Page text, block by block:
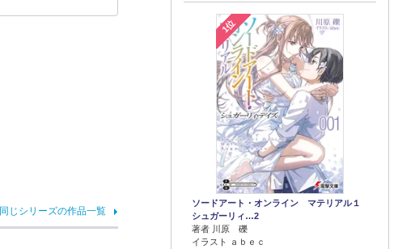
同じシリーズの作品一覧
1位
ソードアート・オンライン マテリアル１
シュガーリィ…2
著者 川原 礫
イラスト ａｂｅｃ